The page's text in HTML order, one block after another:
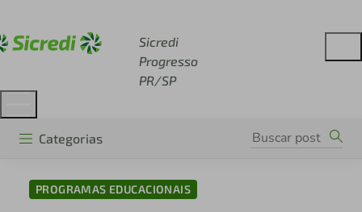
Sicredi
Progresso
PR/SP
Categorias
PROGRAMAS EDUCACIONAIS